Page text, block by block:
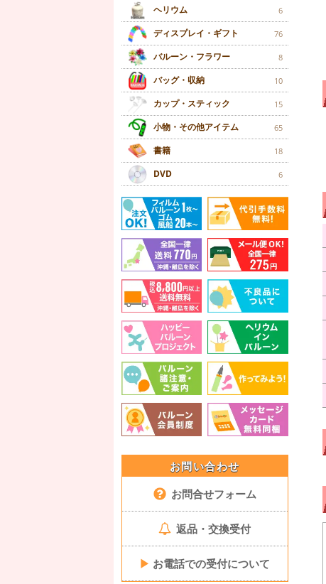
ヘリウム 6
ディスプレイ・ギフト 76
バルーン・フラワー 8
バッグ・収納 10
カップ・スティック 15
小物・その他アイテム 65
書籍 18
DVD 6
お問い合わせ
お問合せフォーム
返品・交換受付
▶ お電話での受付について